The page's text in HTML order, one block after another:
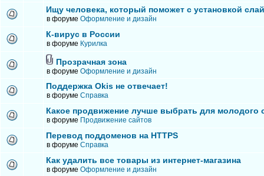
Ищу человека, который поможет с установкой
в форуме Оформление и дизайн
К-вирус в России
в форуме Курилка
Прозрачная зона
в форуме Оформление и дизайн
Поддержка Okis не отвечает!
в форуме Справка
Какое продвижение лучше выбрать для молодого
в форуме Продвижение сайтов
Перевод поддоменов на HTTPS
в форуме Справка
Как удалить все товары из интернет-магазина
в форуме Оформление и дизайн